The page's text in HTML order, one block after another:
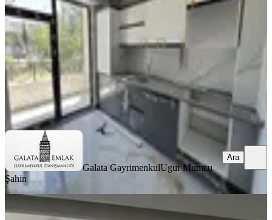
2+1
·110 m²
20.000 ₺
Galata Gayrimenkul Ugur Mumcu Şahin
Ara
Galata GayrimenkulUgur Mumcu
Şahin
Ara
MANZARALI
%6
Yusuf Karadağlı'dan Bostanbaşında